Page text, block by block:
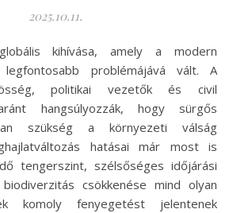
2025.10.11.
problémájává vált. A
politikai vezetők és civil
hangsúlyozzák, hogy sürgős
szükség a környezeti válság
hatásai már most is
tengerszint, szélsőséges időjárási
csökkenése mind olyan
komoly fenyegetést jelentenek